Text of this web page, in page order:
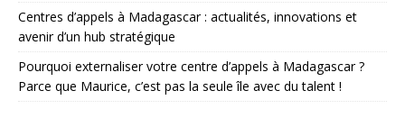
Centres d’appels à Madagascar : actualités, innovations et
avenir d’un hub stratégique
Pourquoi externaliser votre centre d’appels à Madagascar ?
Parce que Maurice, c’est pas la seule île avec du talent !